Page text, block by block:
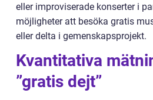
eller improviserade konserter i
möjligheter att besöka gratis
eller delta i gemenskapsprojekt.
Kvantitativa
”gratis dejt”